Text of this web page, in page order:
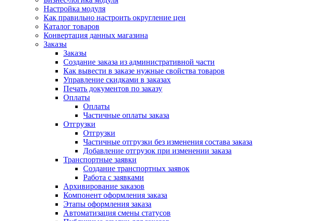
Настройка модуля
Как правильно настроить округление цен
Каталог товаров
Конвертация данных магазина
Заказы
Заказы
Создание заказа из административной части
Как вывести в заказе нужные свойства товаров
Управление скидками в заказах
Печать документов по заказу
Оплаты
Оплаты
Частичные оплаты заказа
Отгрузки
Отгрузки
Частичные отгрузки без изменения состава заказа
Добавление отгрузок при изменении заказа
Транспортные заявки
Создание транспортных заявок
Работа с заявками
Архивирование заказов
Компонент оформления заказа
Этапы оформления заказа
Автоматизация смены статусов